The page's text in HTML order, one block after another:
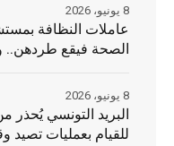
عاملات النظافة
الصحة فيقع طردهن..
8 يونيو، 2026
البريد التونسي يُحذر
للقيام بعمليات تصيد
8 يونيو، 2026